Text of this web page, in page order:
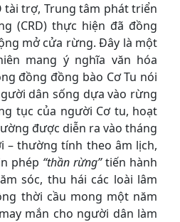
tài trợ, Trung tâm phát triển
(CRD) thực hiện đã đồng
mở cửa rừng. Đây là một
mang ý nghĩa văn hóa
đồng đồng bào Cơ Tu nói
dân sống dựa vào rừng
tục của người Cơ tu, hoạt
được diễn ra vào tháng
– thường tính theo âm lịch,
phép “thần rừng”tiến hành
sóc, thu hái các loài lâm
thời cầu mong một năm
mắn cho người dân làm